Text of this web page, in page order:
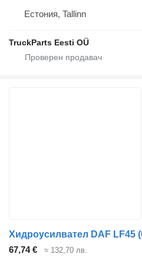
Естония, Tallinn
TruckParts Eesti OÜ
67,74 € ≈ 132,70 лв.